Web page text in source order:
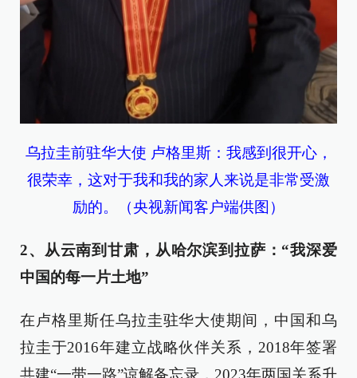
乌拉圭前驻华大使 卢格里斯：我感到很开心，
很荣幸，这对于我和我的家人来说是非常受激
励的。（央视新闻客户端供图）
2、从云南到甘肃，从哈尔滨到拉萨：“我深爱
中国的每一片土地”
在卢格里斯任乌拉圭驻华大使期间，中国和乌
拉圭于2016年建立战略伙伴关系，2018年签署